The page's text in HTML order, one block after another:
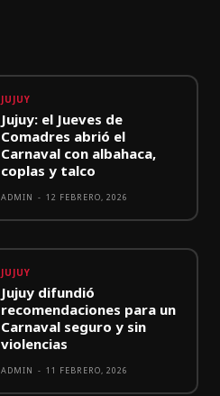
JUJUY
Jujuy: el Jueves de
Comadres abrió el
Carnaval con albahaca,
coplas y talco
ADMIN - 12 FEBRERO, 2026
JUJUY
Jujuy difundió
recomendaciones para un
Carnaval seguro y sin
violencias
ADMIN - 11 FEBRERO, 2026